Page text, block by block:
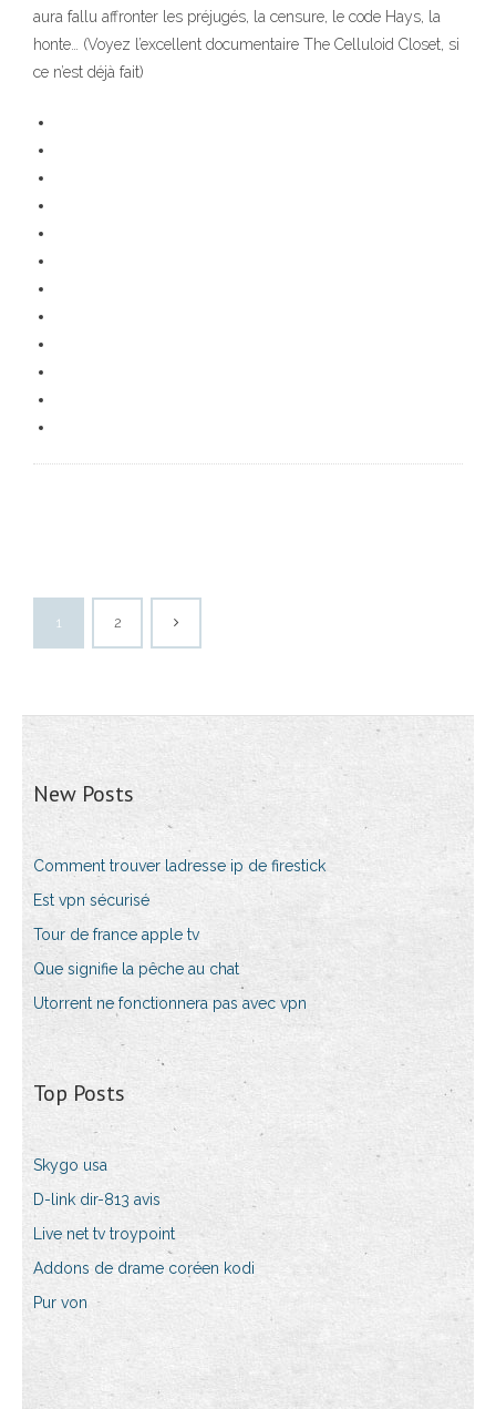
aura fallu affronter les préjugés, la censure, le code Hays, la
honte… (Voyez l’excellent documentaire The Celluloid Closet, si
ce n’est déjà fait)
1 2
New Posts
Comment trouver ladresse ip de firestick
Est vpn sécurisé
Tour de france apple tv
Que signifie la pêche au chat
Utorrent ne fonctionnera pas avec vpn
Top Posts
Skygo usa
D-link dir-813 avis
Live net tv troypoint
Addons de drame coréen kodi
Pur von